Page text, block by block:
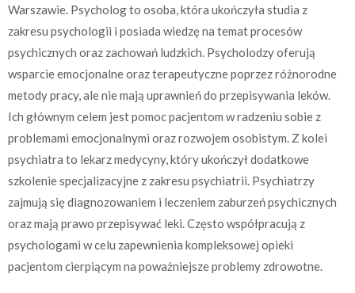
Warszawie. Psycholog to osoba, która ukończyła studia z
zakresu psychologii i posiada wiedzę na temat procesów
psychicznych oraz zachowań ludzkich. Psycholodzy oferują
wsparcie emocjonalne oraz terapeutyczne poprzez różnorodne
metody pracy, ale nie mają uprawnień do przepisywania leków.
Ich głównym celem jest pomoc pacjentom w radzeniu sobie z
problemami emocjonalnymi oraz rozwojem osobistym. Z kolei
psychiatra to lekarz medycyny, który ukończył dodatkowe
szkolenie specjalizacyjne z zakresu psychiatrii. Psychiatrzy
zajmują się diagnozowaniem i leczeniem zaburzeń psychicznych
oraz mają prawo przepisywać leki. Często współpracują z
psychologami w celu zapewnienia kompleksowej opieki
pacjentom cierpiącym na poważniejsze problemy zdrowotne.